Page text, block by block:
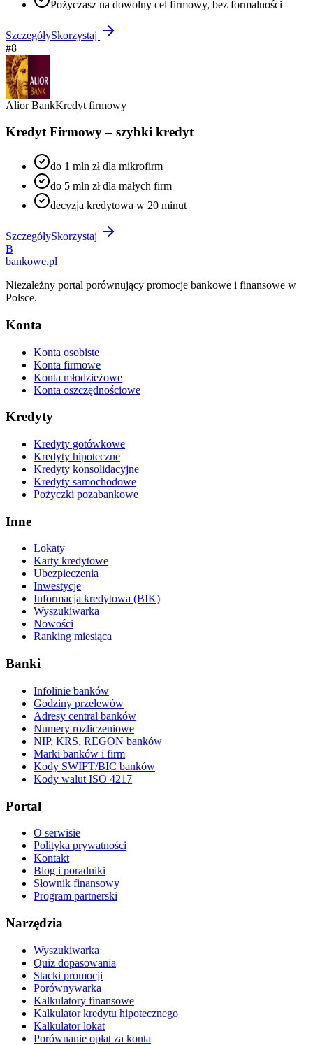
Pożyczasz na dowolny cel firmowy, bez formalności
SzczegółySkorzystaj
#8
Alior BankKredyt firmowy
Kredyt Firmowy – szybki kredyt
do 1 mln zł dla mikrofirm
do 5 mln zł dla małych firm
decyzja kredytowa w 20 minut
SzczegółySkorzystaj
B
bankowe.pl
Niezależny portal porównujący promocje bankowe i finansowe w
Polsce.
Konta
Konta osobiste
Konta firmowe
Konta młodzieżowe
Konta oszczędnościowe
Kredyty
Kredyty gotówkowe
Kredyty hipoteczne
Kredyty konsolidacyjne
Kredyty samochodowe
Pożyczki pozabankowe
Inne
Lokaty
Karty kredytowe
Ubezpieczenia
Inwestycje
Informacja kredytowa (BIK)
Wyszukiwarka
Nowości
Ranking miesiąca
Banki
Infolinie banków
Godziny przelewów
Adresy central banków
Numery rozliczeniowe
NIP, KRS, REGON banków
Marki banków i firm
Kody SWIFT/BIC banków
Kody walut ISO 4217
Portal
O serwisie
Polityka prywatności
Kontakt
Blog i poradniki
Słownik finansowy
Program partnerski
Narzędzia
Wyszukiwarka
Quiz dopasowania
Stacki promocji
Porównywarka
Kalkulatory finansowe
Kalkulator kredytu hipotecznego
Kalkulator lokat
Porównanie opłat za konta